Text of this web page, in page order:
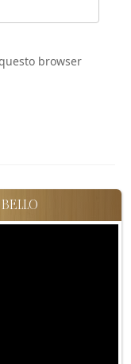
browser